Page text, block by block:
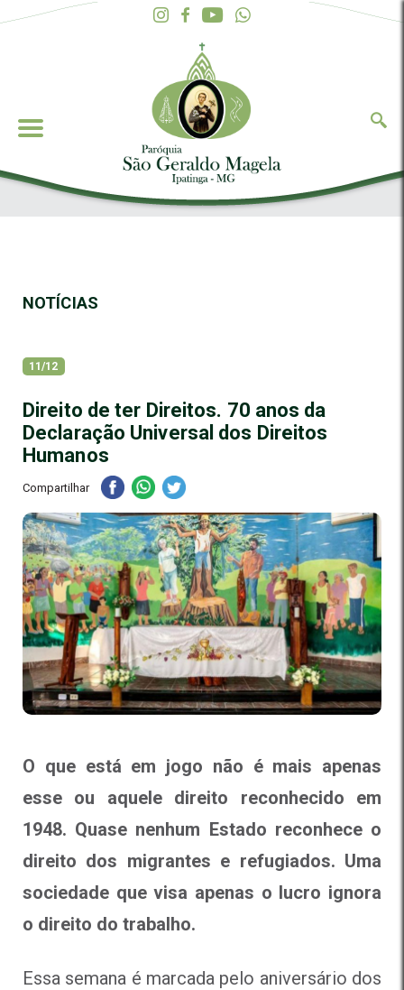
NOTÍCIAS
11/12
Direito de ter Direitos. 70 anos da
Declaração Universal dos Direitos
Humanos
Compartilhar
O que está em jogo não é mais apenas
esse ou aquele direito reconhecido em
1948. Quase nenhum Estado reconhece o
direito dos migrantes e refugiados. Uma
sociedade que visa apenas o lucro ignora
o direito do trabalho.
Essa semana é marcada pelo aniversário dos